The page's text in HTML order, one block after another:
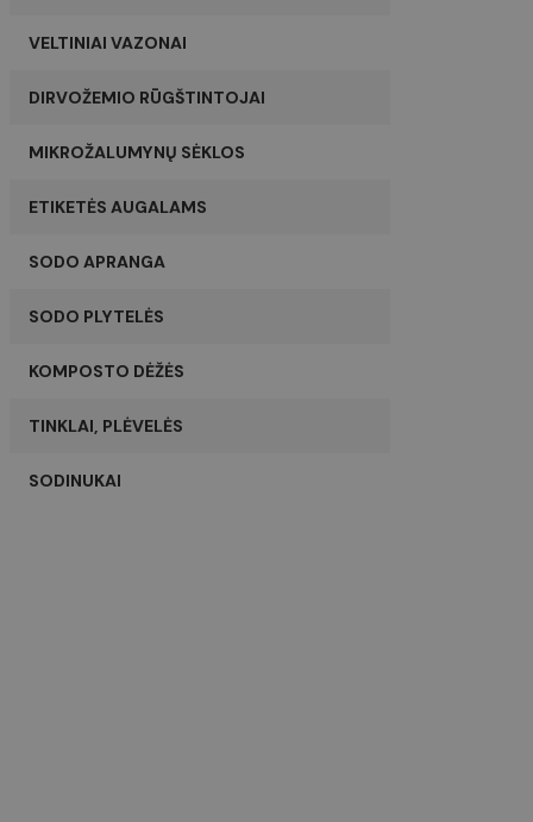
VELTINIAI VAZONAI
DIRVOŽEMIO RŪGŠTINTOJAI
MIKROŽALUMYNŲ SĖKLOS
ETIKETĖS AUGALAMS
SODO APRANGA
SODO PLYTELĖS
KOMPOSTO DĖŽĖS
TINKLAI, PLĖVELĖS
SODINUKAI